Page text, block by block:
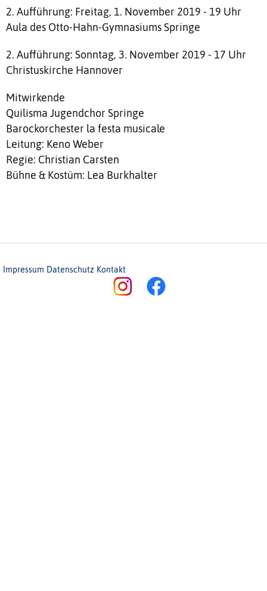
2. Aufführung: Freitag, 1. November 2019 - 19 Uhr
Aula des Otto-Hahn-Gymnasiums Springe
2. Aufführung: Sonntag, 3. November 2019 - 17 Uhr
Christuskirche Hannover
Mitwirkende
Quilisma Jugendchor Springe
Barockorchester la festa musicale
Leitung: Keno Weber
Regie: Christian Carsten
Bühne & Kostüm: Lea Burkhalter
Impressum Datenschutz Kontakt